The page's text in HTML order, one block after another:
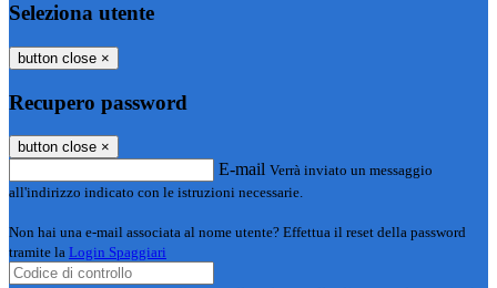
Seleziona utente
button close ×
Recupero password
button close ×
E-mail Verrà inviato un messaggio
all'indirizzo indicato con le istruzioni necessarie.
Non hai una e-mail associata al nome utente? Effettua il reset della password
tramite la Login Spaggiari